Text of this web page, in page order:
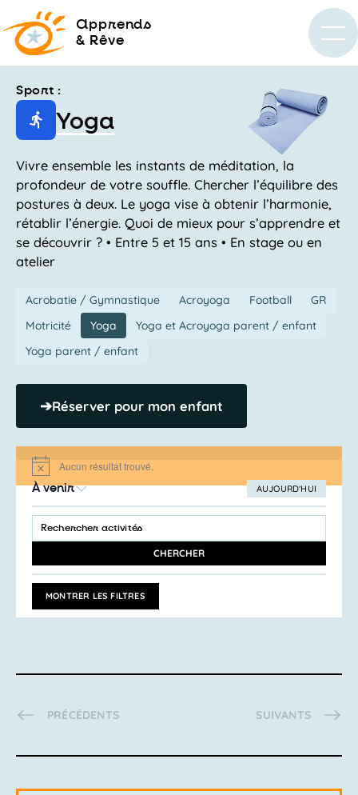
apprends
& Rêve
Sport :
Yoga
Vivre ensemble les instants de méditation, la
profondeur de votre souffle. Chercher l’équilibre des
postures à deux. Le yoga vise à obtenir l’harmonie,
rétablir l’énergie. Quoi de mieux pour s’apprendre et
se découvrir ? • Entre 5 et 15 ans • En stage ou en
atelier
Acrobatie / Gymnastique Acroyoga Football
GR
Motricité
Yoga
Yoga et Acroyoga parent / enfant
Yoga parent / enfant
➔Réserver pour mon enfant
Notice Aucun résultat trouvé.
AUJOURD’HUI
À venir
LA
DATE
Recherche
et
de
vues
Activités
SAISIR
MOT-
ACTIVITÉS
MOT-
CLÉ.
CHERCHER
MONTRER LES FILTRES
ACTIVITÉS
PRÉCÉDENTS ACTIVITÉS
SUIVANTS